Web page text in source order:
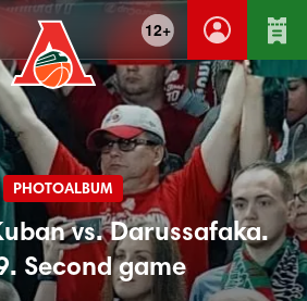
12+
PHOTOALBUM
vs. Darussafaka.
Second game